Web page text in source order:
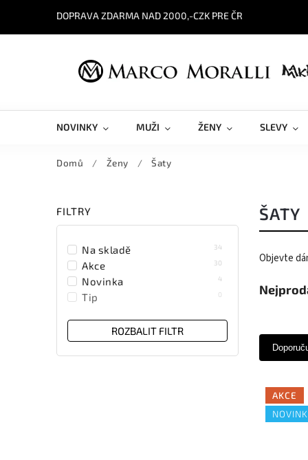
DOPRAVA ZDARMA NAD 2000,-CZK PRE ČR
NOVINKY MUŽI ŽENY SLEVY
Domů / Ženy / Šaty
FILTRY
Na skladě 34
Akce 30
Novinka 4
Tip 0
ROZBALIT FILTR
ŠATY
Objevte
AKCE